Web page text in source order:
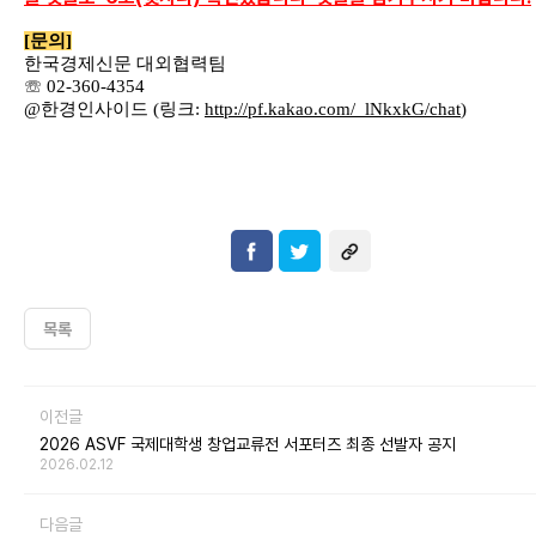
[문의]
한국경제신문 대외협력팀
☏ 02-360-4354
@한경인사이드 (링크: http://pf.kakao.com/_lNkxkG/chat)
목록
이전글
2026 ASVF 국제대학생 창업교류전 서포터즈 최종 선발자 공지
2026.02.12
다음글